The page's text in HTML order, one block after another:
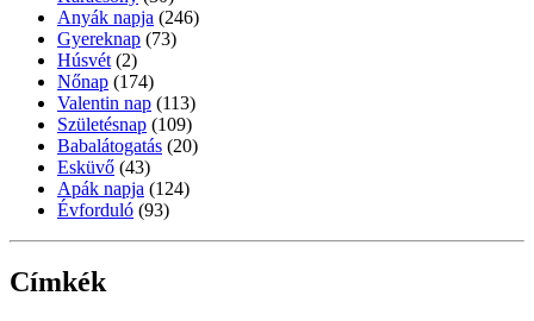
Anyák napja (246)
Gyereknap (73)
Húsvét (2)
Nőnap (174)
Valentin nap (113)
Születésnap (109)
Babalátogatás (20)
Esküvő (43)
Apák napja (124)
Évforduló (93)
Címkék